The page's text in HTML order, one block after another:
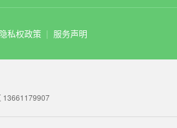
隐私权政策 | 服务声明
13661179907